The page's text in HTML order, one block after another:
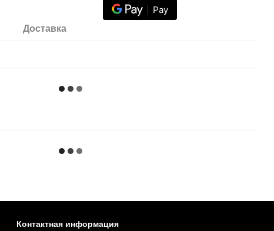
Pay
Доставка
Контактная информация